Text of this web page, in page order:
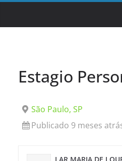
Estagio
São Paulo, SP
Publicado 9 meses